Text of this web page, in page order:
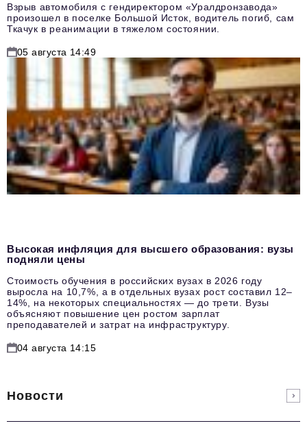
Взрыв автомобиля с гендиректором «Уралдронзавода»
произошел в поселке Большой Исток, водитель погиб, сам
Ткачук в реанимации в тяжелом состоянии.
05 августа 14:49
Высокая инфляция для высшего образования: вузы
подняли цены
Стоимость обучения в российских вузах в 2026 году
выросла на 10,7%, а в отдельных вузах рост составил 12–
14%, на некоторых специальностях — до трети. Вузы
объясняют повышение цен ростом зарплат
преподавателей и затрат на инфраструктуру.
04 августа 14:15
Новости